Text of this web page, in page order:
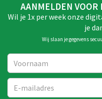
AANMELDEN
Wil je 1x per week onze
je
Wij slaan je gegevens